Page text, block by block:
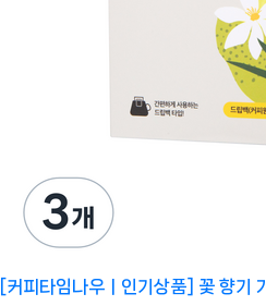
[커피타임나우ㅣ인기상품] 꽃 향기